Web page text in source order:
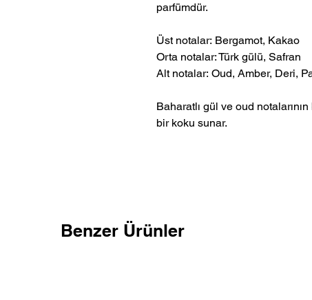
parfümdür.
Üst notalar: Bergamot, Kakao
Orta notalar: Türk gülü, Safran
Alt notalar: Oud, Amber, Deri,
Baharatlı gül ve oud
bir koku sunar.
Benzer Ürünler